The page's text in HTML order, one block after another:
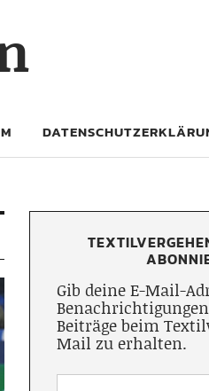
Gib deine E-Mail-
Beiträge beim
Mail zu erhalten.